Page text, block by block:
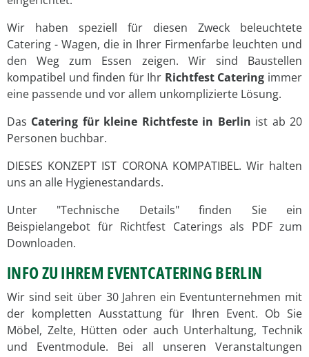
Wir haben speziell für diesen Zweck beleuchtete
Catering - Wagen, die in Ihrer Firmenfarbe leuchten und
den Weg zum Essen zeigen. Wir sind Baustellen
kompatibel und finden für Ihr Richtfest Catering immer
eine passende und vor allem unkomplizierte Lösung.
Das Catering für kleine Richtfeste in Berlin ist ab 20
Personen buchbar.
DIESES KONZEPT IST CORONA KOMPATIBEL. Wir halten
uns an alle Hygienestandards.
Unter "Technische Details" finden Sie ein
Beispielangebot für Richtfest Caterings als PDF zum
Downloaden.
INFO ZU IHREM EVENTCATERING BERLIN
Wir sind seit über 30 Jahren ein Eventunternehmen mit
der kompletten Ausstattung für Ihren Event. Ob Sie
Möbel, Zelte, Hütten oder auch Unterhaltung, Technik
und Eventmodule. Bei all unseren Veranstaltungen